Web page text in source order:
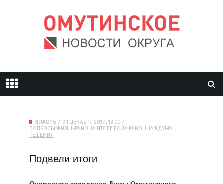
ВЛАСТЬ
31 ДЕКАБРЯ 2019, 18:00
ВОПРОСЫ ЖИЗНЬ РАЙОНА ИТОГИ ГОДА РАЙОННАЯ ДУМА
РЕШЕНИЯ
Подвели итоги